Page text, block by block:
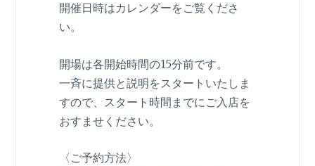
開催日時はカレンダーをご覧くださ
い。
開場は各開始時間の15分前です。
一斉に提供と説明をスタートいたしま
すので、スタート時間までにご入店を
おすませください。
〈ご予約方法〉